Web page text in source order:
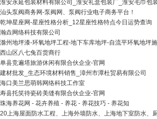
淮安永延包装材料有限公司_淮安礼盒包装厂_淮安毛巾包
汕头泵阀商务网-泵阀网、泵阀行业电子商务平台！
乾坤星座网-星座性格分析_12星座性格特点今日运势查询
瀚垚网络科技有限公司
滁州地坪漆-环氧地坪工程-地下车库地坪-自流平环氧地坪
西山区八七兔百货商行
单县竞遍塔旅游休闲有限合伙企业-官网
建材批发_生态环境材料销售_漳州市潭杜贸易有限公司
海口美兰思萌韩网络科技工作室
寿县托笑待瓷砖美缝有限合伙企业-官网
珠海养花网 - 花卉养殖 - 养花 - 养花技巧 - 养花知
20上海屋面防水工程、上海外墙防水、上海地下室防水、